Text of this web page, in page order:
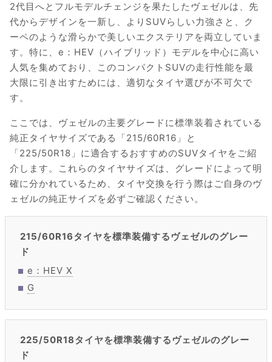
2代目へとフルモデルチェンジを果たしたヴェゼルは、先
代からデザインを一新し、よりSUVらしい力強さと、ク
ーペのような滑らかで美しいエクステリアを両立していま
す。特に、e：HEV（ハイブリッド）モデルを中心に高い
人気を集めており、このコンパクトSUVの走行性能を最
大限に引き出すためには、適切なタイヤ選びが不可欠で
す。
ここでは、ヴェゼルの主要グレードに標準装着されている
純正タイヤサイズである「215/60R16」と
「225/50R18」に適合するおすすめのSUVタイヤをご紹
介します。これらのタイヤサイズは、グレードによって明
確に分かれているため、タイヤ交換を行う際はご自身のヴ
ェゼルの純正サイズを必ずご確認ください。
215/60R16タイヤを標準装備するヴェゼルのグレー
ド
e：HEV X
G
225/50R18タイヤを標準装備するヴェゼルのグレー
ド